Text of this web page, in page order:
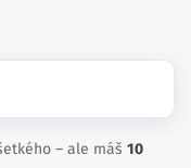
– ale máš 10